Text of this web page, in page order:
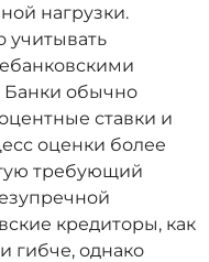
нагрузки.
учитывать
Банки обычно
ставки и
оценки более
требующий
кредиторы, как
гибче, однако